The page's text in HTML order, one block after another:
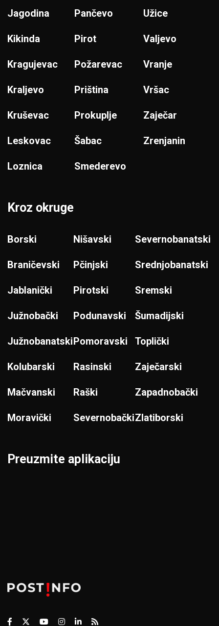
Jagodina
Kikinda
Kragujevac
Kraljevo
Kruševac
Leskovac
Loznica
Pančevo
Pirot
Požarevac
Priština
Prokuplje
Šabac
Smederevo
Užice
Valjevo
Vranje
Vršac
Zaječar
Zrenjanin
Kroz okruge
Borski
Braničevski
Jablanički
Južnobački
Južnobanatski
Kolubarski
Mačvanski
Moravički
Nišavski
Pčinjski
Pirotski
Podunavski
Pomoravski
Rasinski
Raški
Severnobački
Severnobanatski
Srednjobanatski
Sremski
Šumadijski
Toplički
Zaječarski
Zapadnobački
Zlatiborski
Preuzmite aplikaciju